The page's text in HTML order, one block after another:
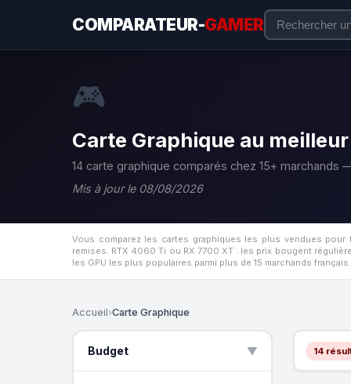
COMPARATEUR-GAMER
🎮
Carte Graphique au
14 carte graphique comparés chez 15+ marchands
Mis à jour le 08/08/2026
Vous comparez les cartes graphiques les plus vendues
remises. RTX 4060 Ti ou RX 7700 XT : les prix bougent
les GPU les plus populaires parmi plus de 15 marchands
Accueil›Carte Graphique
Budget ▲ 14